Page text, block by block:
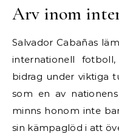
Arv inom
Salvador Cabañas
internationell
bidrag under viktiga
som en av
minns honom inte
sin kämpaglöd i att